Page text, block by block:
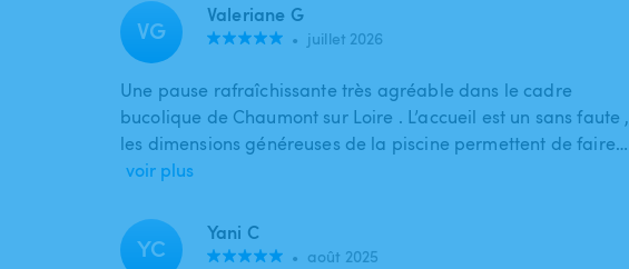
VG Valeriane G
• juillet 2026
Une pause rafraîchissante très agréable dans le cadre
bucolique de Chaumont sur Loire . L’accueil est un sans faute ,
les dimensions généreuses de la piscine permettent de faire…
voir plus
YC Yani C
• août 2025